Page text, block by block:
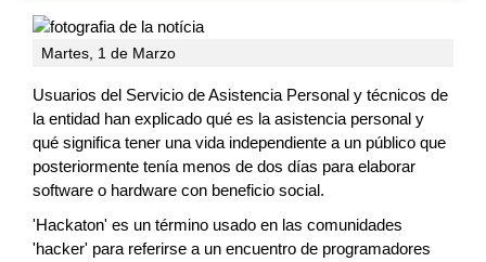
Martes, 1 de Marzo
Usuarios del Servicio de Asistencia Personal y técnicos de
la entidad han explicado qué es la asistencia personal y
qué significa tener una vida independiente a un público que
posteriormente tenía menos de dos días para elaborar
software o hardware con beneficio social.
'Hackaton' es un término usado en las comunidades
'hacker' para referirse a un encuentro de programadores